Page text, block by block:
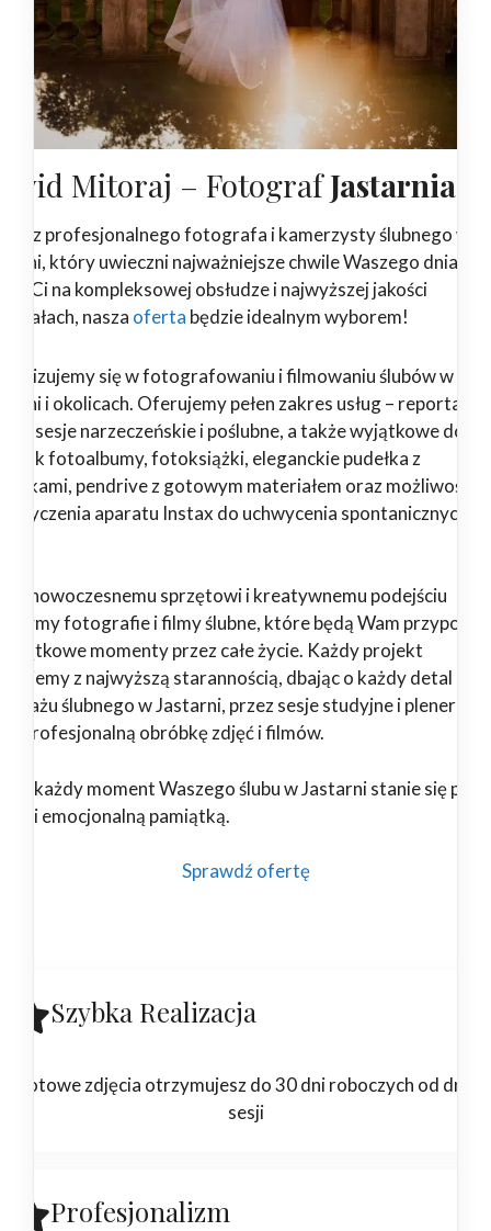
Mitoraj – FotografJastarnia
profesjonalnego fotografa i kamerzysty ślubnego w
który uwieczni najważniejsze chwile Waszego dnia?
Ci na kompleksowej obsłudze i najwyższej jakości
nasza oferta będzie idealnym wyborem!
się w fotografowaniu i filmowaniu ślubów w
i okolicach. Oferujemy pełen zakres usług – reportaże
sesje narzeczeńskie i poślubne, a także wyjątkowe
jak fotoalbumy, fotoksiążki, eleganckie pudełka z
pendrive z gotowym materiałem oraz możliwość
aparatu Instax do uchwycenia spontanicznych
nowoczesnemu sprzętowi i kreatywnemu podejściu
fotografie i filmy ślubne, które będą Wam
momenty przez całe życie. Każdy projekt
z najwyższą starannością, dbając o każdy detal – od
ślubnego w Jastarni, przez sesje studyjne i
profesjonalną obróbkę zdjęć i filmów.
każdy moment Waszego ślubu w Jastarni stanie się
i emocjonalną pamiątką.
Sprawdź ofertę
Szybka Realizacja
Gotowe zdjęcia otrzymujesz do 30 dni roboczych od dnia
sesji
Profesjonalizm